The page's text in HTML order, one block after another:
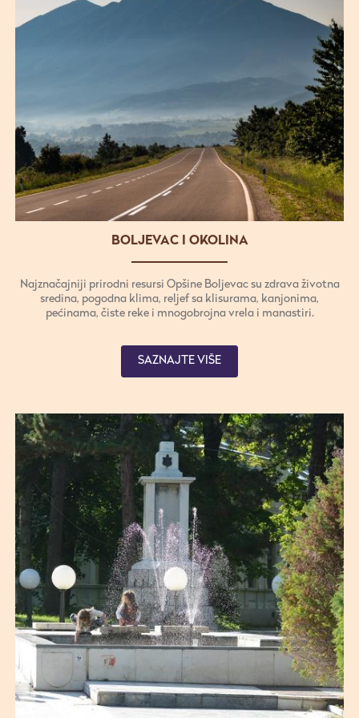
različitim delovima sveta i kao prirodni lek za potenciju. Zbog
afrodizijačkih osobina, čubricu zovu i "biljka ljubavi". U njenu
moć su verovali Stari Grci i Rimljani, koji su je vekovima koristili
kao afrodizijak. I u svetu čubrica je prihvaćena kao prirodni lek i
BOLJEVAC I OKOLINA
Najznačajniji prirodni resursi Opšine Boljevac su zdrava životna
sredina, pogodna klima, reljef sa klisurama, kanjonima,
pećinama, čiste reke i mnogobrojna vrela i manastiri.
SAZNAJTE VIŠE